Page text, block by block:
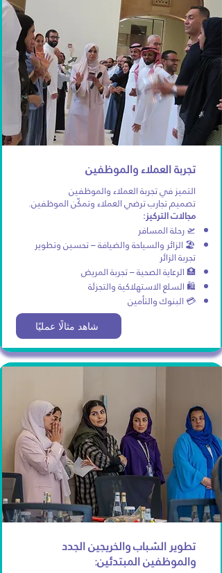
تجربة العملاء والموظفين
التميز في تجربة العملاء والموظفين
تصميم تجارب ترضي العملاء وتمكّن الموظفين.
مجالات التركيز:
🛫 رحلة المسافر
🏖️ الزائر والسياحة والضيافة – تحسين وتطوير
تجربة الزائر
🏥 الرعاية الصحية – تجربة المريض
🛍️ السلع الاستهلاكية والتجزئة
💳 البنوك والتأمين
شاهد مثالًا عمليًا
تطوير الشباب والخريجين الجدد
والموظفين المبتدئين: